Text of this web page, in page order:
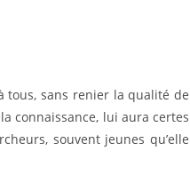
tous, sans renier la qualité de
connaissance, lui aura certes
souvent jeunes qu’elle